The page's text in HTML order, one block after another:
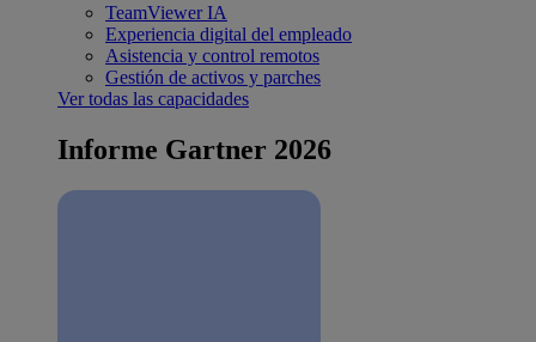
TeamViewer IA
Experiencia digital del empleado
Asistencia y control remotos
Gestión de activos y parches
Ver todas las capacidades
Informe Gartner 2026